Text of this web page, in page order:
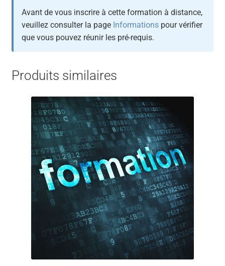
Avant de vous inscrire à cette formation à distance,
veuillez consulter la page Informationspour vérifier
que vous pouvez réunir les pré-requis.
Produits similaires